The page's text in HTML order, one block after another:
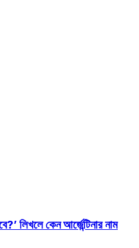
লিখলে কেন আর্জেন্টিনার নাম